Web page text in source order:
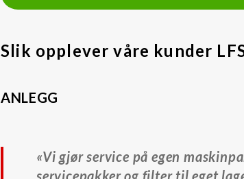
Slik opplever våre kunder
ANLEGG
«Vi gjør service på egen
servicepakker og filter til eget